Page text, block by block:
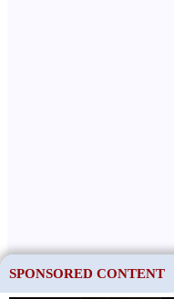
SPONSORED CONTENT